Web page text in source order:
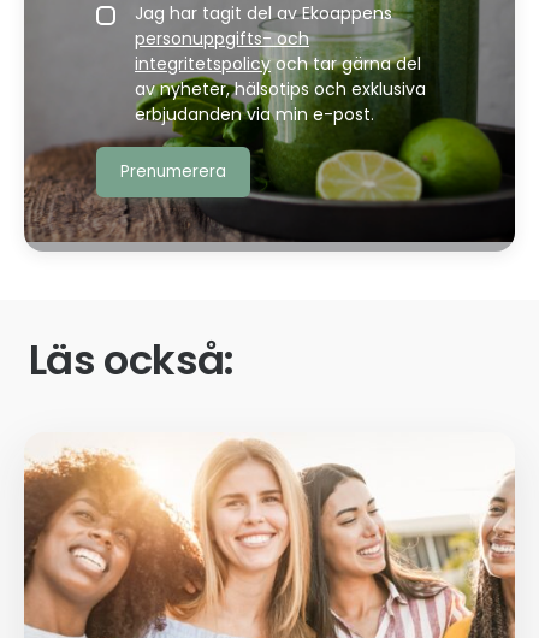
Jag har tagit del av Ekoappens
personuppgifts- och
integritetspolicyoch tar gärna del
av nyheter, hälsotips och exklusiva
erbjudanden via min e-post.
Läs också: